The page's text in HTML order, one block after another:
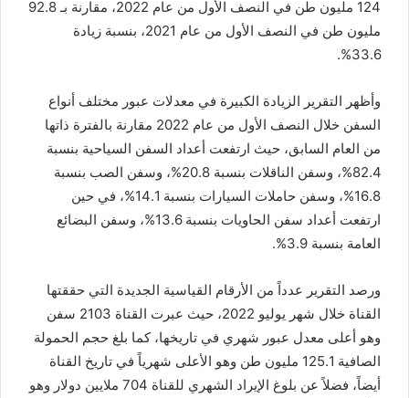
124 مليون طن في النصف الأول من عام 2022، مقارنة بـ 92.8
مليون طن في النصف الأول من عام 2021، بنسبة زيادة
33.6%.
وأظهر التقرير الزيادة الكبيرة في معدلات عبور مختلف أنواع
السفن خلال النصف الأول من عام 2022 مقارنة بالفترة ذاتها
من العام السابق، حيث ارتفعت أعداد السفن السياحية بنسبة
82.4%، وسفن الناقلات بنسبة 20.8%، وسفن الصب بنسبة
16.8%، وسفن حاملات السيارات بنسبة 14.1%، في حين
ارتفعت أعداد سفن الحاويات بنسبة 13.6%، وسفن البضائع
العامة بنسبة 3.9%.
ورصد التقرير عدداً من الأرقام القياسية الجديدة التي حققتها
القناة خلال شهر يوليو 2022، حيث عبرت القناة 2103 سفن
وهو أعلى معدل عبور شهري في تاريخها، كما بلغ حجم الحمولة
الصافية 125.1 مليون طن وهو الأعلى شهرياً في تاريخ القناة
أيضاً، فضلاً عن بلوغ الإيراد الشهري للقناة 704 ملايين دولار وهو